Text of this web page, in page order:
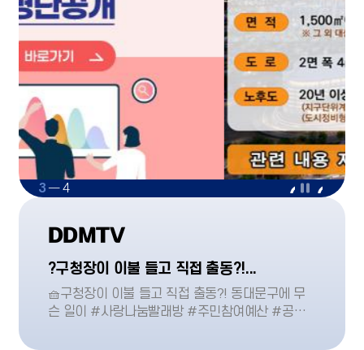
4―4
DDMTV
?구청장이 이불 들고 직접 출동?!...
🧺구청장이 이불 들고 직접 출동?! 동대문구에 무
슨 일이 #사랑나눔빨래방 #주민참여예산 #공영